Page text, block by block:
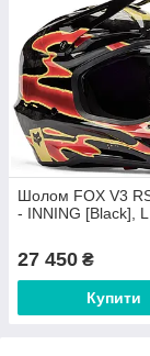
Шолом FOX V3
- INNING [Black], L
27 450 ₴
Купити